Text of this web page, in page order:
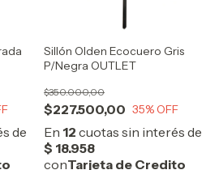
Sillón Olden Ecocuero Gris
P/Negra OUTLET
$227.500,00
$350.000,00
35% OFF